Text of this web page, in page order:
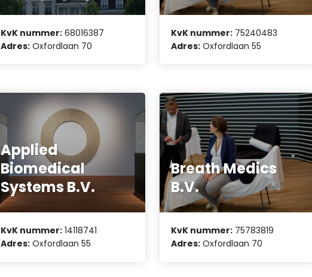
KvK nummer: 68016387
Adres: Oxfordlaan 70
KvK nummer: 75240483
Adres: Oxfordlaan 55
Applied
Biomedical
Systems B.V.
KvK nummer: 14118741
Adres: Oxfordlaan 55
Breath Medics
B.V.
KvK nummer: 75783819
Adres: Oxfordlaan 70